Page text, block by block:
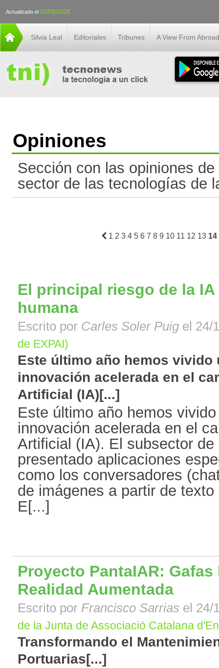
Actualizado el 03/08/2026
Silvia Leal Editoriales Tribunes A View From Abroad
Opiniones
Sección con las opiniones
sector de las tecnologías de
1 2 3 4 5 6 7 8 9 10 11 12 13 14
El principal riesgo de la
humana
Escrito por Carles Soler Puig el 24/
de EXPAI)
Este último año hemos vivido
innovación acelerada en el
Artificial (IA)[...]
Este último año hemos
innovación acelerada en el
Artificial (IA). El subsector
presentado aplicaciones
como los conversadores
de imágenes a partir de
E[...]
Proyecto PantaIAR:
Realidad Aumentada
Escrito por Francisco Sarrias el 24/
de la Junta de Associació Catalana
Transformando el
Portuarias[...]